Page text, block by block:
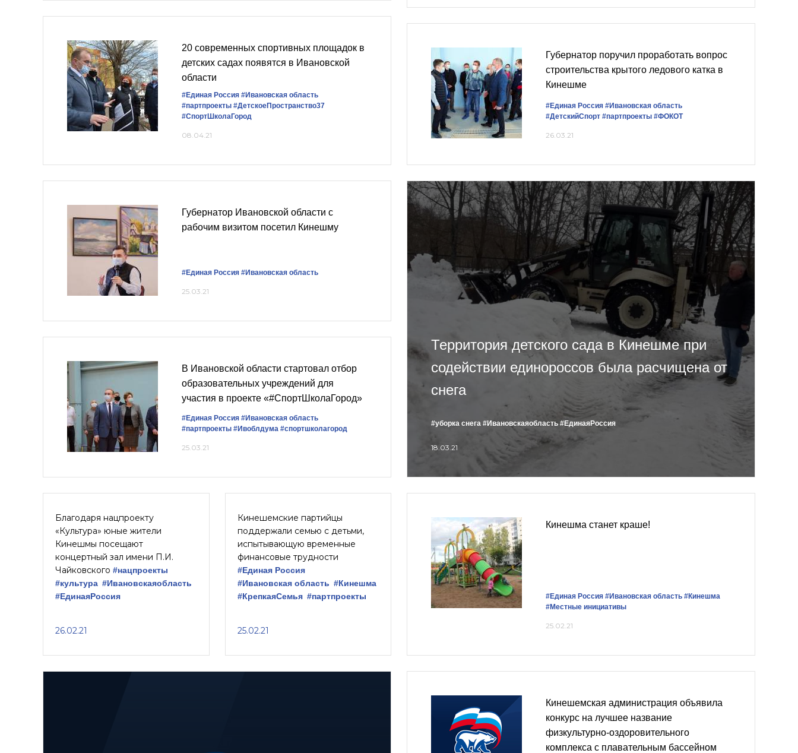
20 современных спортивных площадок в
детских садах появятся в Ивановской
области
#Единая Россия #Ивановская область
#партпроекты #ДетскоеПространство37
#СпортШколаГород
08.04.21
Губернатор поручил проработать вопрос
строительства крытого ледового катка в
Кинешме
#Единая Россия #Ивановская область
#ДетскийСпорт #партпроекты #ФОКОТ
26.03.21
Губернатор Ивановской области с
рабочим визитом посетил Кинешму
#Единая Россия #Ивановская область
25.03.21
В Ивановской области стартовал отбор
образовательных учреждений для
участия в проекте «#СпортШколаГород»
#Единая Россия #Ивановская область
#партпроекты #Ивоблдума #спортшколагород
25.03.21
Территория детского сада в Кинешме при
содействии единороссов была расчищена от
снега
#уборка снега #Ивановскаяобласть #‎ЕдинаяРоссия
18.03.21
Благодаря нацпроекту
«Культура» юные жители
Кинешмы посещают
концертный зал имени П.И.
Чайковского #нацпроекты
#культура #Ивановскаяобласть
#ЕдинаяРоссия
26.02.21
Кинешемские партийцы
поддержали семью с детьми,
испытывающую временные
финансовые трудности
#Единая Россия
#Ивановская область #Кинешма
#КрепкаяСемья #партпроекты
25.02.21
Кинешма станет краше!
#Единая Россия #Ивановская область #Кинешма
#Местные инициативы
25.02.21
Кинешемская администрация объявила
конкурс на лучшее название
физкультурно-оздоровительного
комплекса с плавательным бассейном